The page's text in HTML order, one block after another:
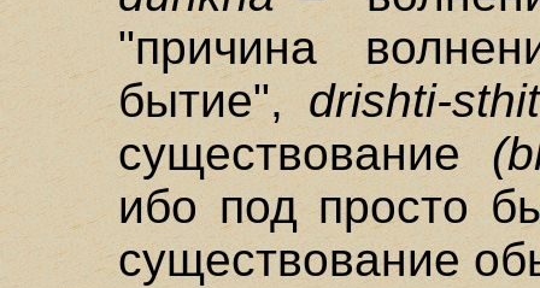
"причина
бытие",drishti-
существование
ибо под просто
существование